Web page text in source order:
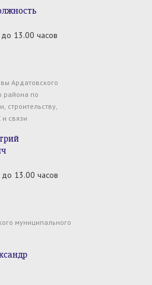
13.00 часов
Ардатовского
района по
строительству,
связи
13.00 часов
муниципального